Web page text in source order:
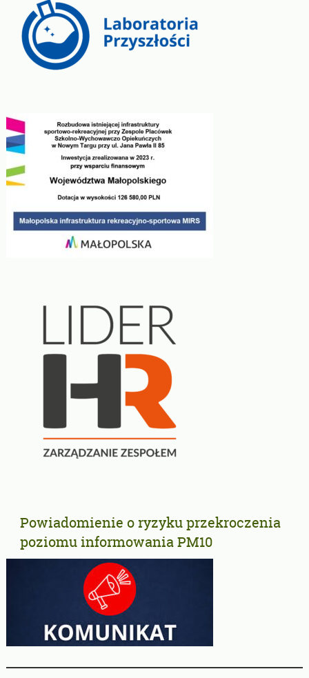
Powiadomienie o ryzyku przekroczenia
poziomu informowania PM10